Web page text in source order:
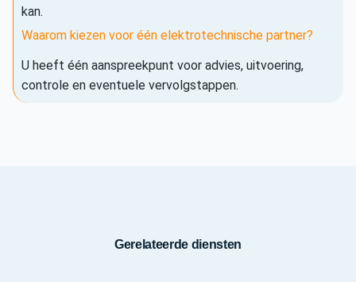
kan.
Waarom kiezen voor één elektrotechnische partner?
U heeft één aanspreekpunt voor advies, uitvoering,
controle en eventuele vervolgstappen.
Gerelateerde diensten